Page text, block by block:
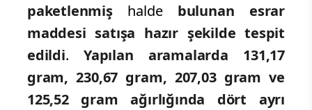
paketlenmiş halde bulunan esrar
maddesi satışa hazır şekilde tespit
edildi. Yapılan aramalarda 131,17
gram, 230,67 gram, 207,03 gram ve
125,52 gram ağırlığında dört ayrı